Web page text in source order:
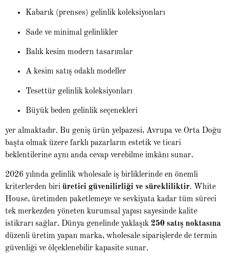
Kabarık (prenses) gelinlik koleksiyonları
Sade ve minimal gelinlikler
Balık kesim modern tasarımlar
A kesim satış odaklı modeller
Tesettür gelinlik koleksiyonları
Büyük beden gelinlik seçenekleri
yer almaktadır. Bu geniş ürün yelpazesi, Avrupa ve Orta Doğu
başta olmak üzere farklı pazarların estetik ve ticari
beklentilerine aynı anda cevap verebilme imkânı sunar.
2026 yılında gelinlik wholesale iş birliklerinde en önemli
kriterlerden biri üretici güvenilirliği ve sürekliliktir. White
House, üretimden paketlemeye ve sevkiyata kadar tüm süreci
tek merkezden yöneten kurumsal yapısı sayesinde kalite
istikrarı sağlar. Dünya genelinde yaklaşık 250 satış noktasına
düzenli üretim yapan marka, wholesale siparişlerde de termin
güvenliği ve ölçeklenebilir kapasite sunar.